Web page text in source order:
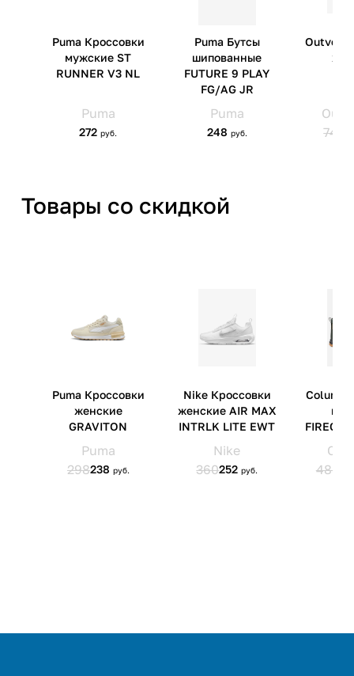
Гродненская обл.,
Гродненский р-н, а/г Гожа,
ул.Школьная, д.5, к.13
Товары со скидкой